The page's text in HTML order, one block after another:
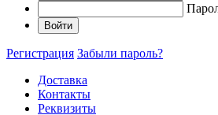
Войти
Регистрация Забыли пароль?
Доставка
Контакты
Реквизиты